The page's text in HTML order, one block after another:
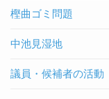
樫曲ゴミ問題
中池見湿地
議員・候補者の活動